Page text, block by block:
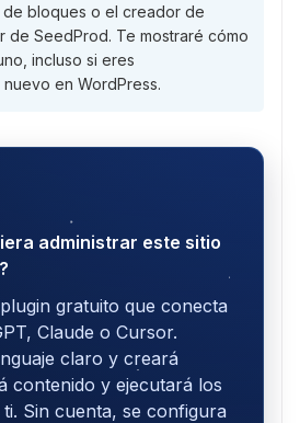
de bloques o el creador de
de SeedProd. Te mostraré cómo
incluso si eres
en WordPress.
administrar este sitio
gratuito que conecta
Claude o Cursor.
claro y creará
contenido y ejecutará los
Sin cuenta, se configura